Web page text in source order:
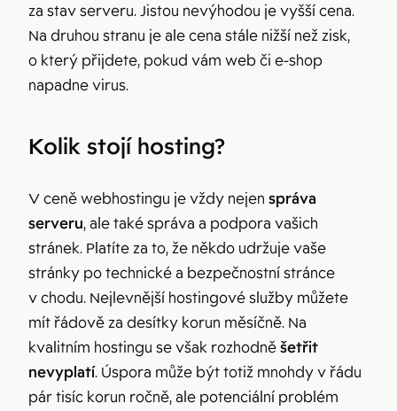
za stav serveru. Jistou nevýhodou je vyšší cena.
Na druhou stranu je ale cena stále nižší než zisk,
o který přijdete, pokud vám web či e-shop
napadne virus.
Kolik stojí hosting?
V ceně webhostingu je vždy nejen správa
serveru, ale také správa a podpora vašich
stránek. Platíte za to, že někdo udržuje vaše
stránky po technické a bezpečnostní stránce
v chodu. Nejlevnější hostingové služby můžete
mít řádově za desítky korun měsíčně. Na
kvalitním hostingu se však rozhodněšetřit
nevyplatí. Úspora může být totiž mnohdy v řádu
pár tisíc korun ročně, ale potenciální problém